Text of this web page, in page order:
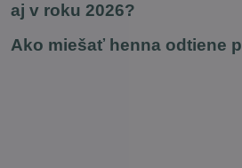
aj v roku 2026?
Ako miešať henna odtiene